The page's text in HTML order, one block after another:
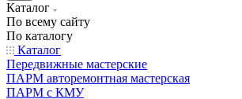
Каталог
По всему сайту
По каталогу
Каталог
Передвижные мастерские
ПАРМ авторемонтная мастерская
ПАРМ с КМУ